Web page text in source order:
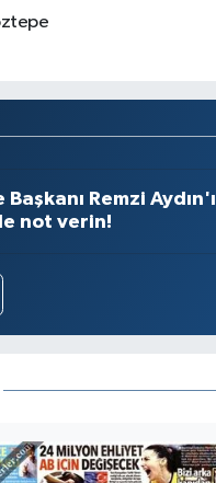
Remzi
not verin!